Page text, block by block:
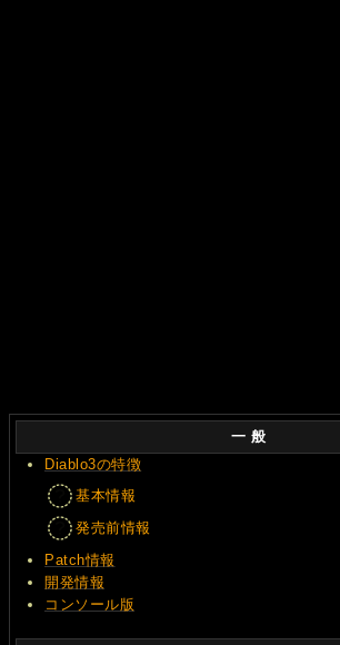
一 般
Diablo3の特徴
基本情報
発売前情報
Patch情報
開発情報
コンソール版